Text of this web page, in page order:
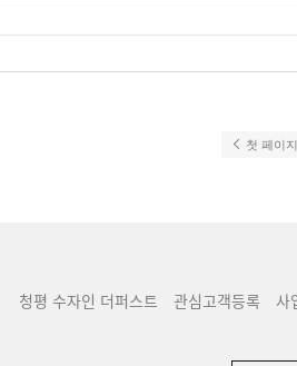
첫 페이지
청평 수자인 더퍼스트 관심고객등록 사